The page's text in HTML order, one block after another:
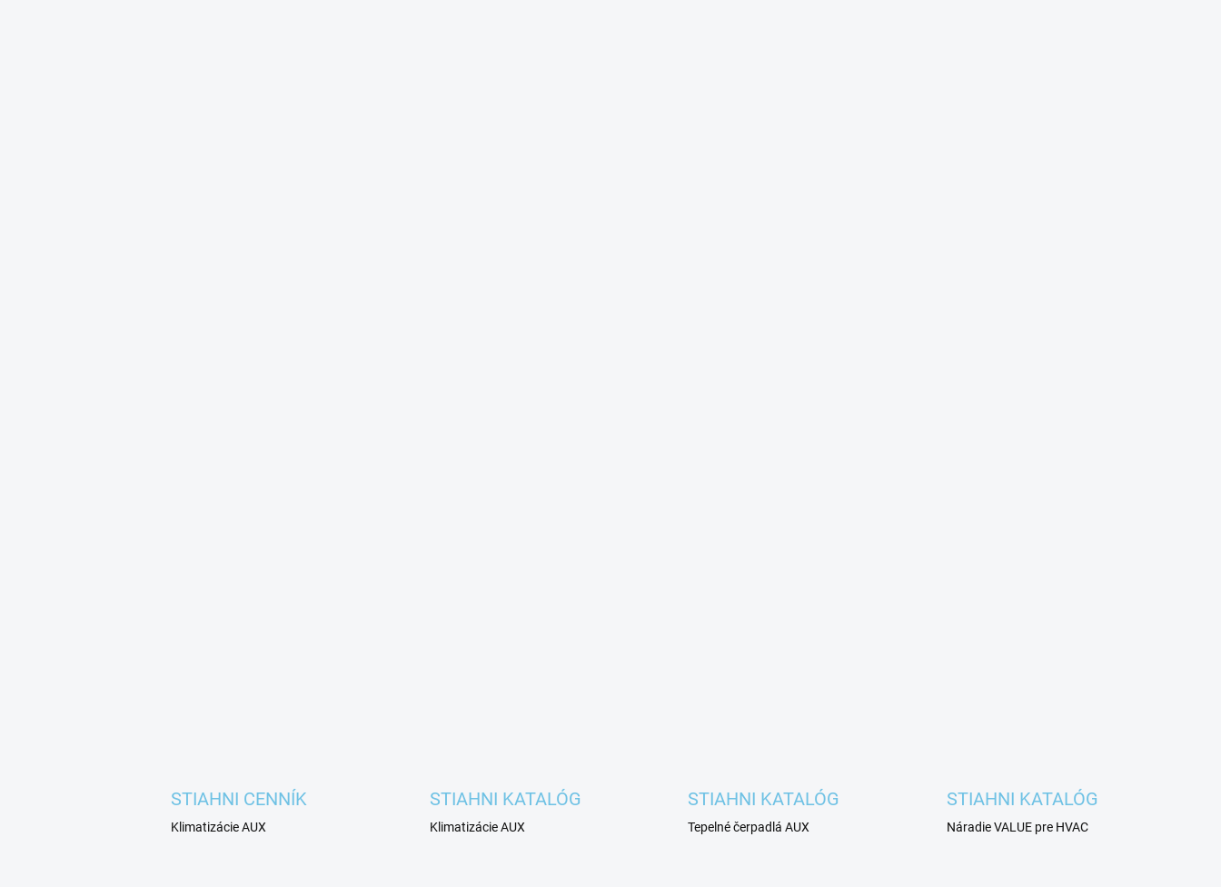
STIAHNI CENNÍK
Klimatizácie AUX
STIAHNI KATALÓG
Klimatizácie AUX
STIAHNI KATALÓG
Tepelné čerpadlá AUX
STIAHNI KATALÓG
Náradie VALUE pre HVAC